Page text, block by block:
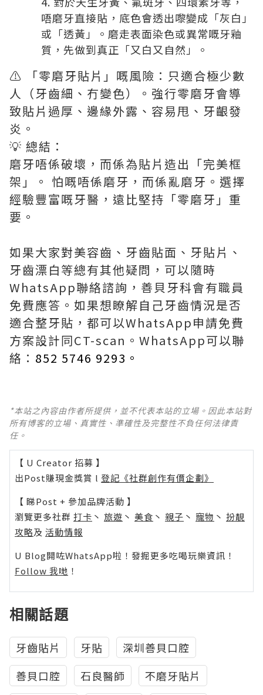
唔磨牙直接貼，底色會透出嚟變成「灰白」
或「透黃」。磨走表面染色或異常嘅牙釉
質，先做到真正「又白又自然」。
⚠️ 「零磨牙貼片」嘅風險：只適合極少數
人（牙齒細、冇變色）。強行零磨牙會導
致貼片過厚、邊緣外露、容易甩、牙齦發
炎。
💡 總結：
磨牙唔係破壞，而係為貼片造出「完美框
架」。 怕嘅唔係磨牙，而係亂磨牙。選擇
經驗豐富嘅牙醫，遠比堅持「零磨牙」重
要。
如果大家對美容齒、牙齒貼面、牙貼片、
牙齒漂白等總有其他疑問，可以隨時
WhatsApp聯絡諮詢，善貝牙科會有職員
免費應答。如果想瞭解自己牙齒情況是否
適合整牙貼，都可以WhatsApp申請免費
方案設計同CT-scan。WhatsApp可以聯
絡： 852 5746 9293。
*本站之內容由作者所提供，並不代表本站的立場。因此本站對
所有博客的立場、真實性、準確性及完整性不負任何法律責
任。
【 U Creator 招募 】
出Post賺現金獎賞 l 登記《社群創作有價企劃》
【 睇Post + 參加品牌活動 】
瀏覽更多社群 打卡 丶 旅遊 丶 美食 丶 親子 丶 寵物 丶 扮靚
攻略及 活動情報
U Blog開咗WhatsApp啦！發掘更多吃喝玩樂資訊！
Follow 我哋 ！
相關話題
牙齒貼片 牙貼
深圳善貝口腔
善貝口腔
石良醫師
不磨牙貼片